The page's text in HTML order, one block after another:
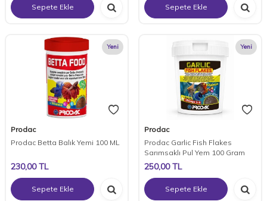
Sepete Ekle Sepete Ekle
Yeni
Prodac
Prodac Betta Balık Yemi 100 ML
230,00TL
Sepete Ekle
Yeni
Prodac
Prodac Garlic Fish Flakes
Sarımsaklı Pul Yem 100 Gram
250,00TL
Sepete Ekle